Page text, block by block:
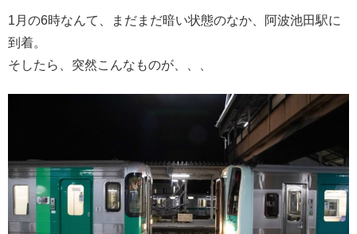
1月の6時なんて、まだまだ暗い状態のなか、阿波池田駅に
到着。
そしたら、突然こんなものが、、、